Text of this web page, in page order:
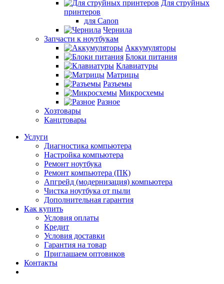
Для струйных
принтеров
для Canon
Чернила
Запчасти к ноутбукам
Аккумуляторы
Блоки питания
Клавиатуры
Матрицы
Разъемы
Микросхемы
Разное
Хозтовары
Канцтовары
Услуги
Диагностика компьютера
Настройка компьютера
Ремонт ноутбука
Ремонт компьютера (ПК)
Апгрейд (модернизация) компьютера
Чистка ноутбука от пыли
Дополнительная гарантия
Как купить
Условия оплаты
Кредит
Условия доставки
Гарантия на товар
Приглашаем оптовиков
Контакты